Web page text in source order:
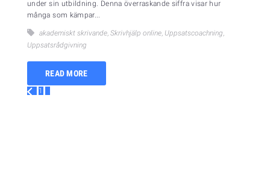
under sin utbildning. Denna överraskande siffra visar hur
många som kämpar...
akademiskt skrivande, Skrivhjälp online, Uppsatscoachning,
Uppsatsrådgivning
READ MORE
1